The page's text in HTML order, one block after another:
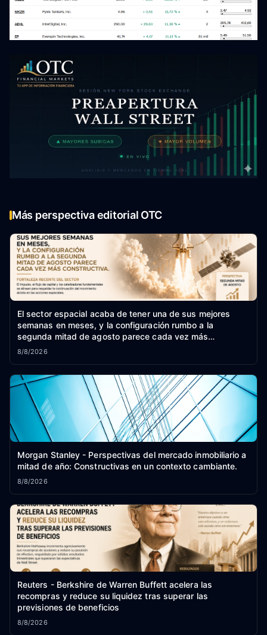
Más perspectiva editorial OTC
El sector espacial acaba de tener una de sus mejores
semanas en meses, y la configuración rumbo a la
segunda mitad de agosto parece cada vez más
constructiva.
8/8/2026
Morgan Stanley - Perspectivas del mercado inmobiliario a
mitad de año: Constructivas en un contexto cambiante.
8/8/2026
Reuters - Berkshire de Warren Buffett acelera las
recompras y reduce su liquidez tras superar las
previsiones de beneficios
8/8/2026